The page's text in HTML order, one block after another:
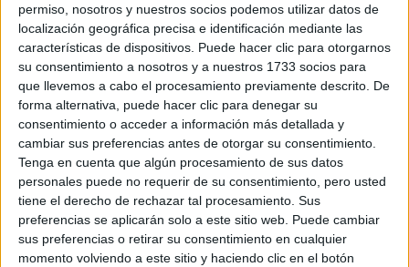
permiso, nosotros y nuestros socios podemos utilizar datos de
localización geográfica precisa e identificación mediante las
características de dispositivos. Puede hacer clic para otorgarnos
su consentimiento a nosotros y a nuestros 1733 socios para
que llevemos a cabo el procesamiento previamente descrito. De
forma alternativa, puede hacer clic para denegar su
consentimiento o acceder a información más detallada y
cambiar sus preferencias antes de otorgar su consentimiento.
Tenga en cuenta que algún procesamiento de sus datos
personales puede no requerir de su consentimiento, pero usted
tiene el derecho de rechazar tal procesamiento. Sus
preferencias se aplicarán solo a este sitio web. Puede cambiar
sus preferencias o retirar su consentimiento en cualquier
momento volviendo a este sitio y haciendo clic en el botón
Chico
Chica
¿En qué año terminas (o terminaste) bachillerato o FP?
Soy estudiante de:*
Términos y Condiciones de Uso